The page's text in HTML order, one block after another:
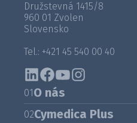
Družstevná 1415/8
960 01 Zvolen
Slovensko
Tel.: +421 45 540 00 40
01O nás
02Cymedica Plus